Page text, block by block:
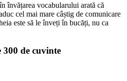
învățarea vocabularului arată că
cel mai mare câștig de comunicare
este să le înveți în bucăți, nu ca
300 de cuvinte